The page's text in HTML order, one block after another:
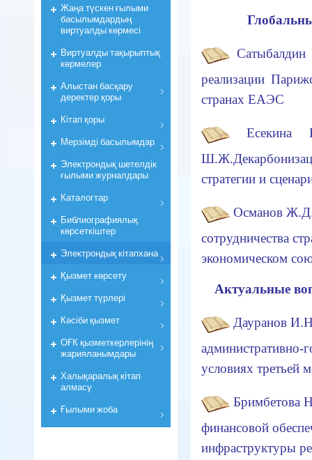
реализации
странах ЕАЭС
Есекина
стратегии и
Османов
сотрудничества
экономическом
Актуальные
Дауранов
административно-
условиях третьей
Бримбетова
финансовой
инфраструктуры
Жаңа түскен ғылыми
басылымдардың
виртуалды көрмесі
Виртуалды тақырыптық
көрмелер
Алыстан басқару
деректер қоры
Кiтап қоры
Мерзiмдi басылымдар
Электрондық шетелдік
ғылыми журналдары
Каталогтар
Библиографиялық
көрсеткiштер
Электрондық кiтапхана
Қызмет көрсету
Қызмет түрлері
Кәсіби қызмет
ОҒК қызметкерлерiнiң
жарияланымдары
Халықаралық кітап
алмасу
Ғылыми жоба